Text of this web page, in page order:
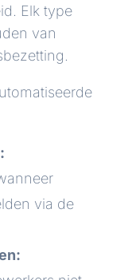
Elk type
van
via de